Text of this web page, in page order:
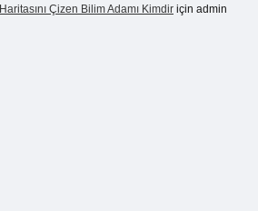
Çizen Bilim Adamı Kimdir için admin